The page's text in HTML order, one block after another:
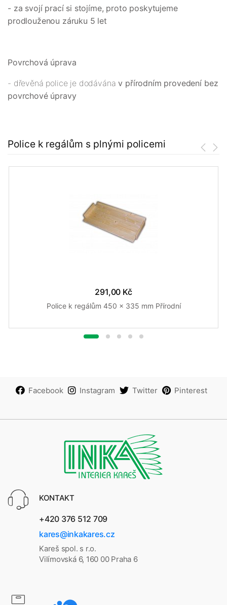
- za svojí prací si stojíme, proto poskytujeme
prodlouženou záruku 5 let
Povrchová úprava
- dřevěná police je dodávánav přírodním provedení bez
povrchové úpravy
Police k regálům s plnými policemi
291,00 Kč
Police k regálům 450 x 335 mm Přírodní
Facebook Instagram Twitter Pinterest
KONTAKT
+420 376 512 709
kares@inkakares.cz
Kareš spol. s r.o.
Vilímovská 6, 160 00 Praha 6